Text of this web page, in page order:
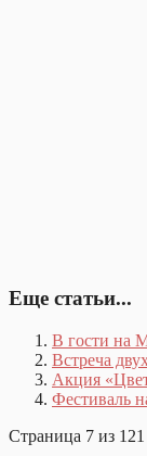
Еще статьи...
В гости на
Встреча
Акция
Фестиваль
Страница 7 из 121